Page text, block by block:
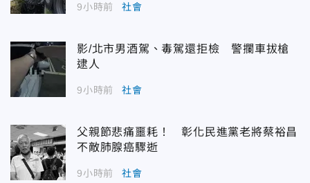
9小時前 社會
影/北市男酒駕、毒駕還拒檢 警攔車拔槍
逮人
9小時前 社會
父親節悲痛噩耗！ 彰化民進黨老將蔡裕昌
不敵肺腺癌驟逝
9小時前 社會